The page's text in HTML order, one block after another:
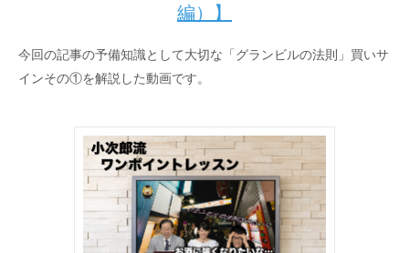
編）】
今回の記事の予備知識として大切な「グランビルの法則」買いサ
インその①を解説した動画です。